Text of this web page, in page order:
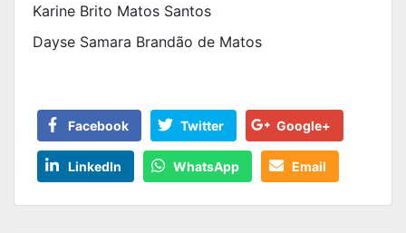
Karine Brito Matos Santos
Dayse Samara Brandão de Matos
Facebook Twitter Google+
LinkedIn WhatsApp Email